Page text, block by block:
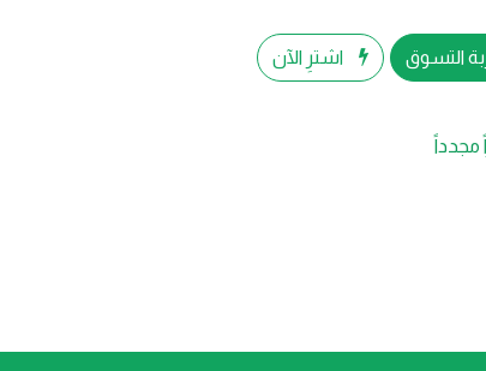
التسوق اشترِ الآن
مجدداً